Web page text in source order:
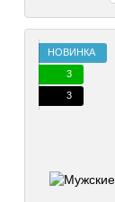
НОВИНКА
3
3